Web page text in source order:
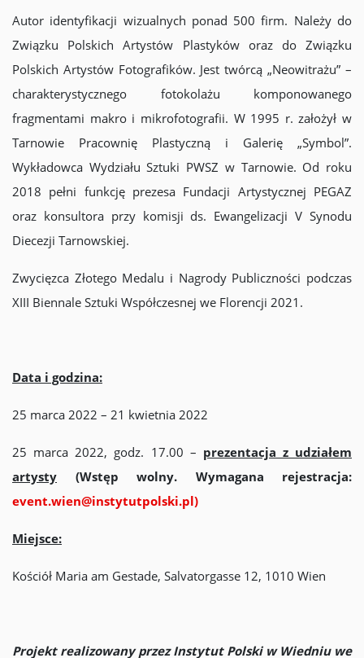
Autor identyfikacji wizualnych ponad 500 firm. Należy do
Związku Polskich Artystów Plastyków oraz do Związku
Polskich Artystów Fotografików. Jest twórcą „Neowitrażu” –
charakterystycznego fotokolażu komponowanego
fragmentami makro i mikrofotografii. W 1995 r. założył w
Tarnowie Pracownię Plastyczną i Galerię „Symbol”.
Wykładowca Wydziału Sztuki PWSZ w Tarnowie. Od roku
2018 pełni funkcję prezesa Fundacji Artystycznej PEGAZ
oraz konsultora przy komisji ds. Ewangelizacji V Synodu
Diecezji Tarnowskiej.
Zwycięzca Złotego Medalu i Nagrody Publiczności podczas
XIII Biennale Sztuki Współczesnej we Florencji 2021.
Data i godzina:
25 marca 2022 – 21 kwietnia 2022
25 marca 2022, godz. 17.00 – prezentacja z udziałem
artysty
(Wstęp wolny. Wymagana rejestracja:
event.wien@instytutpolski.pl)
Miejsce:
Kościół Maria am Gestade, Salvatorgasse 12, 1010 Wien
Projekt realizowany przez Instytut Polski w Wiedniu we